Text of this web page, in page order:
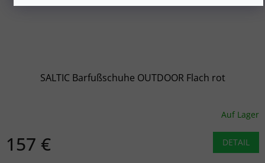
SALTIC Barfußschuhe OUTDOOR Flach rot
Auf Lager
157 € DETAIL